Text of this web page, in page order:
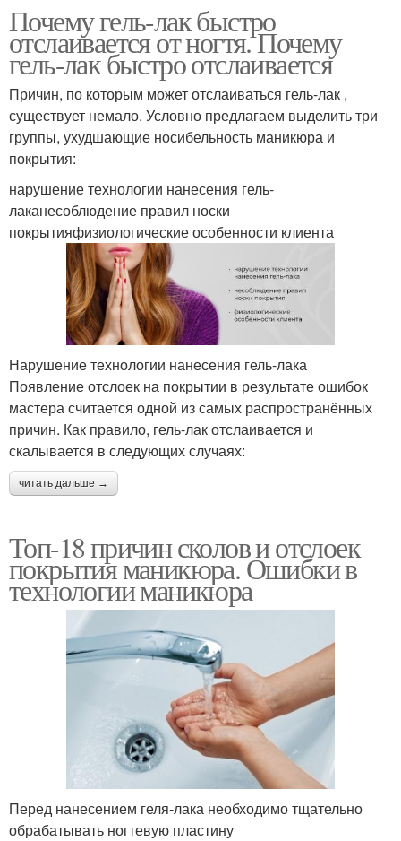
Почему гель-лак быстро
отслаивается от ногтя. Почему
гель-лак быстро отслаивается
Причин, по которым может отслаиваться гель-лак ,
существует немало. Условно предлагаем выделить три
группы, ухудшающие носибельность маникюра и
покрытия:
нарушение технологии нанесения гель-
лаканесоблюдение правил носки
покрытияфизиологические особенности клиента
Нарушение технологии нанесения гель-лака
Появление отслоек на покрытии в результате ошибок
мастера считается одной из самых распространённых
причин. Как правило, гель-лак отслаивается и
скалывается в следующих случаях:
читать дальше →
Топ-18 причин сколов и отслоек
покрытия маникюра. Ошибки в
технологии маникюра
Перед нанесением геля-лака необходимо тщательно
обрабатывать ногтевую пластину